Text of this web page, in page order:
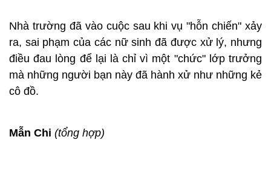
Nhà trường đã vào cuộc sau khi vụ "hỗn chiến" xảy
ra, sai phạm của các nữ sinh đã được xử lý, nhưng
điều đau lòng để lại là chỉ vì một "chức" lớp trưởng
mà những người bạn này đã hành xử như những kẻ
cô đồ.
Mẫn Chi (tổng hợp)